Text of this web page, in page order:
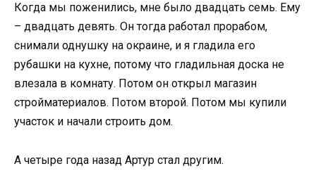
Когда мы поженились, мне было двадцать семь. Ему
– двадцать девять. Он тогда работал прорабом,
снимали однушку на окраине, и я гладила его
рубашки на кухне, потому что гладильная доска не
влезала в комнату. Потом он открыл магазин
стройматериалов. Потом второй. Потом мы купили
участок и начали строить дом.
А четыре года назад Артур стал другим.